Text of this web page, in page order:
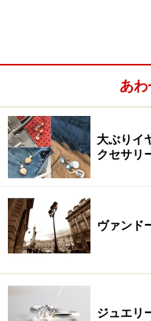
あ
大ぶりイ
クセサリ
ヴァンド
ジュエリ